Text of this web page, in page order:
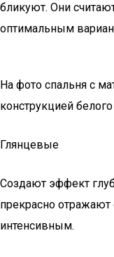
бликуют. Они
оптимальным
На фото спальня с
конструкцией
Глянцевые
Создают эффект
прекрасно
интенсивным.